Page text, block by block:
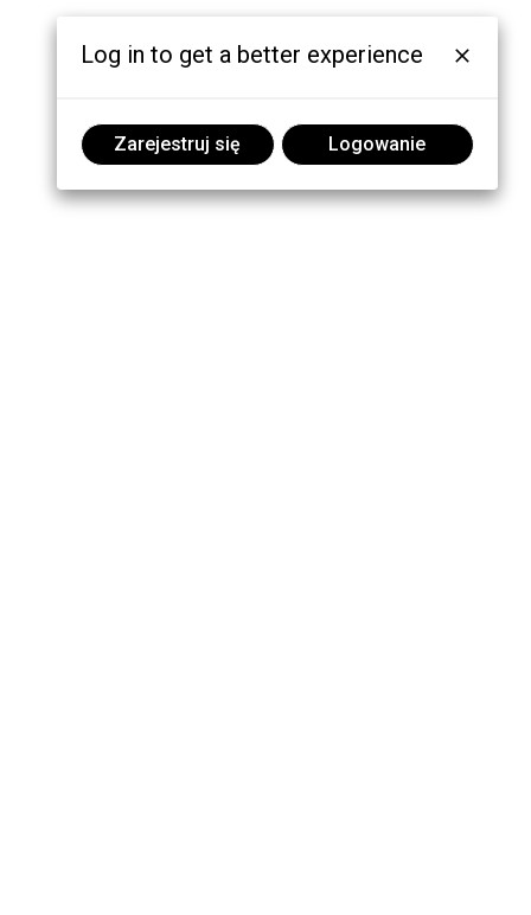
Log in to get a better experience
Zarejestruj się Logowanie